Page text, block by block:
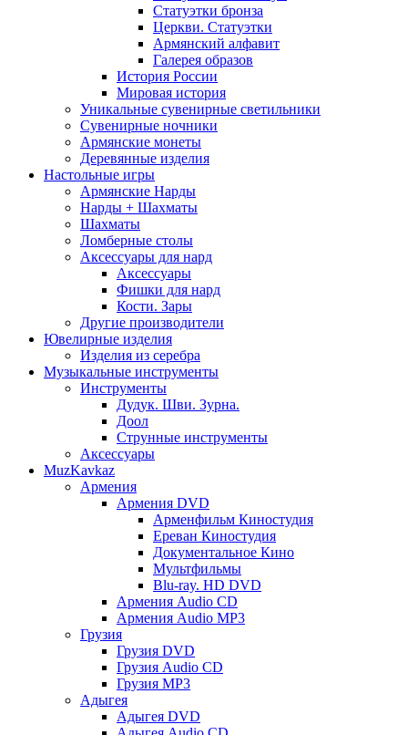
Статуэтки бронза
Церкви. Статуэтки
Армянский алфавит
Галерея образов
История России
Мировая история
Уникальные сувенирные светильники
Сувенирные ночники
Армянские монеты
Деревянные изделия
Настольные игры
Армянские Нарды
Нарды + Шахматы
Шахматы
Ломберные столы
Аксессуары для нард
Аксессуары
Фишки для нард
Кости. Зары
Другие производители
Ювелирные изделия
Изделия из серебра
Музыкальные инструменты
Инструменты
Дудук. Шви. Зурна.
Доол
Струнные инструменты
Аксессуары
MuzKavkaz
Армения
Армения DVD
Арменфильм Киностудия
Ереван Киностудия
Документальное Кино
Мультфильмы
Blu-ray. HD DVD
Армения Audio CD
Армения Audio MP3
Грузия
Грузия DVD
Грузия Audio CD
Грузия MP3
Адыгея
Адыгея DVD